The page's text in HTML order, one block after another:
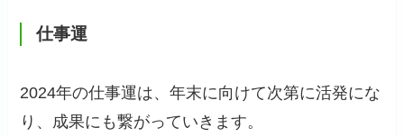
仕事運
2024年の仕事運は、年末に向けて次第に活発にな
り、成果にも繋がっていきます。